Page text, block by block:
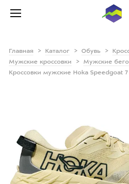
Главная Каталог Обувь
Мужские кроссовки
Мужские
Кроссовки мужские Hoka Speedgoat